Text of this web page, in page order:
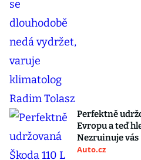
Perfektně
Evropu a teď
Nezruinuje vás
Auto.cz